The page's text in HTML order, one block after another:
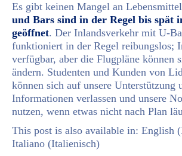
Es gibt keinen Mangel an
und Bars sind in der Regel bis spät
geöffnet. Der Inlandsverkehr mit U-
funktioniert in der Regel reibungslos;
verfügbar, aber die Flugpläne können
ändern. Studenten und Kunden von
können sich auf unsere Unterstützung
Informationen verlassen und unsere
nutzen, wenn etwas nicht nach Plan
This post is also available in: English (
Italiano (Italienisch)